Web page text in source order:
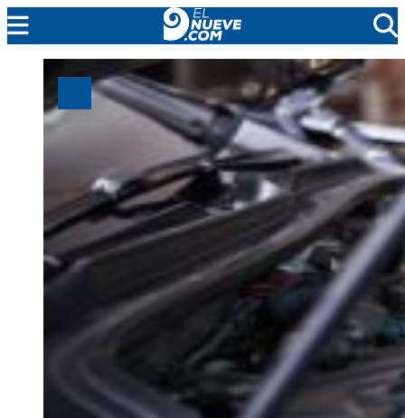
MENDOZA
CADA DÍA
PROTAGONISTAS
EL NUEVE STREAMS
PROGRAMACIÓN
EN VIVO